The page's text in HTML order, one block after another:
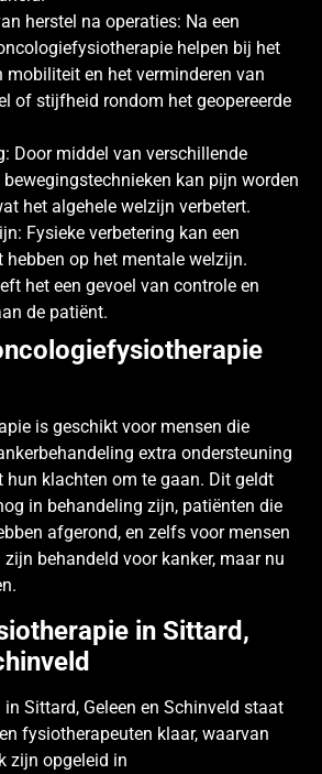
herstel na operaties: Na een
helpen bij het
mobiliteit en het verminderen van
of stijfheid rondom het geopereerde
Door middel van verschillende
bewegingstechnieken kan pijn worden
het algehele welzijn verbetert.
Fysieke verbetering kan een
op het mentale welzijn.
het een gevoel van controle en
de patiënt.
is geschikt voor mensen die
extra ondersteuning
hun klachten om te gaan. Dit geldt
in behandeling zijn, patiënten die
afgerond, en zelfs voor mensen
behandeld voor kanker, maar nu
in Sittard,
Sittard, Geleen en Schinveld staat
fysiotherapeuten klaar, waarvan
zijn opgeleid in